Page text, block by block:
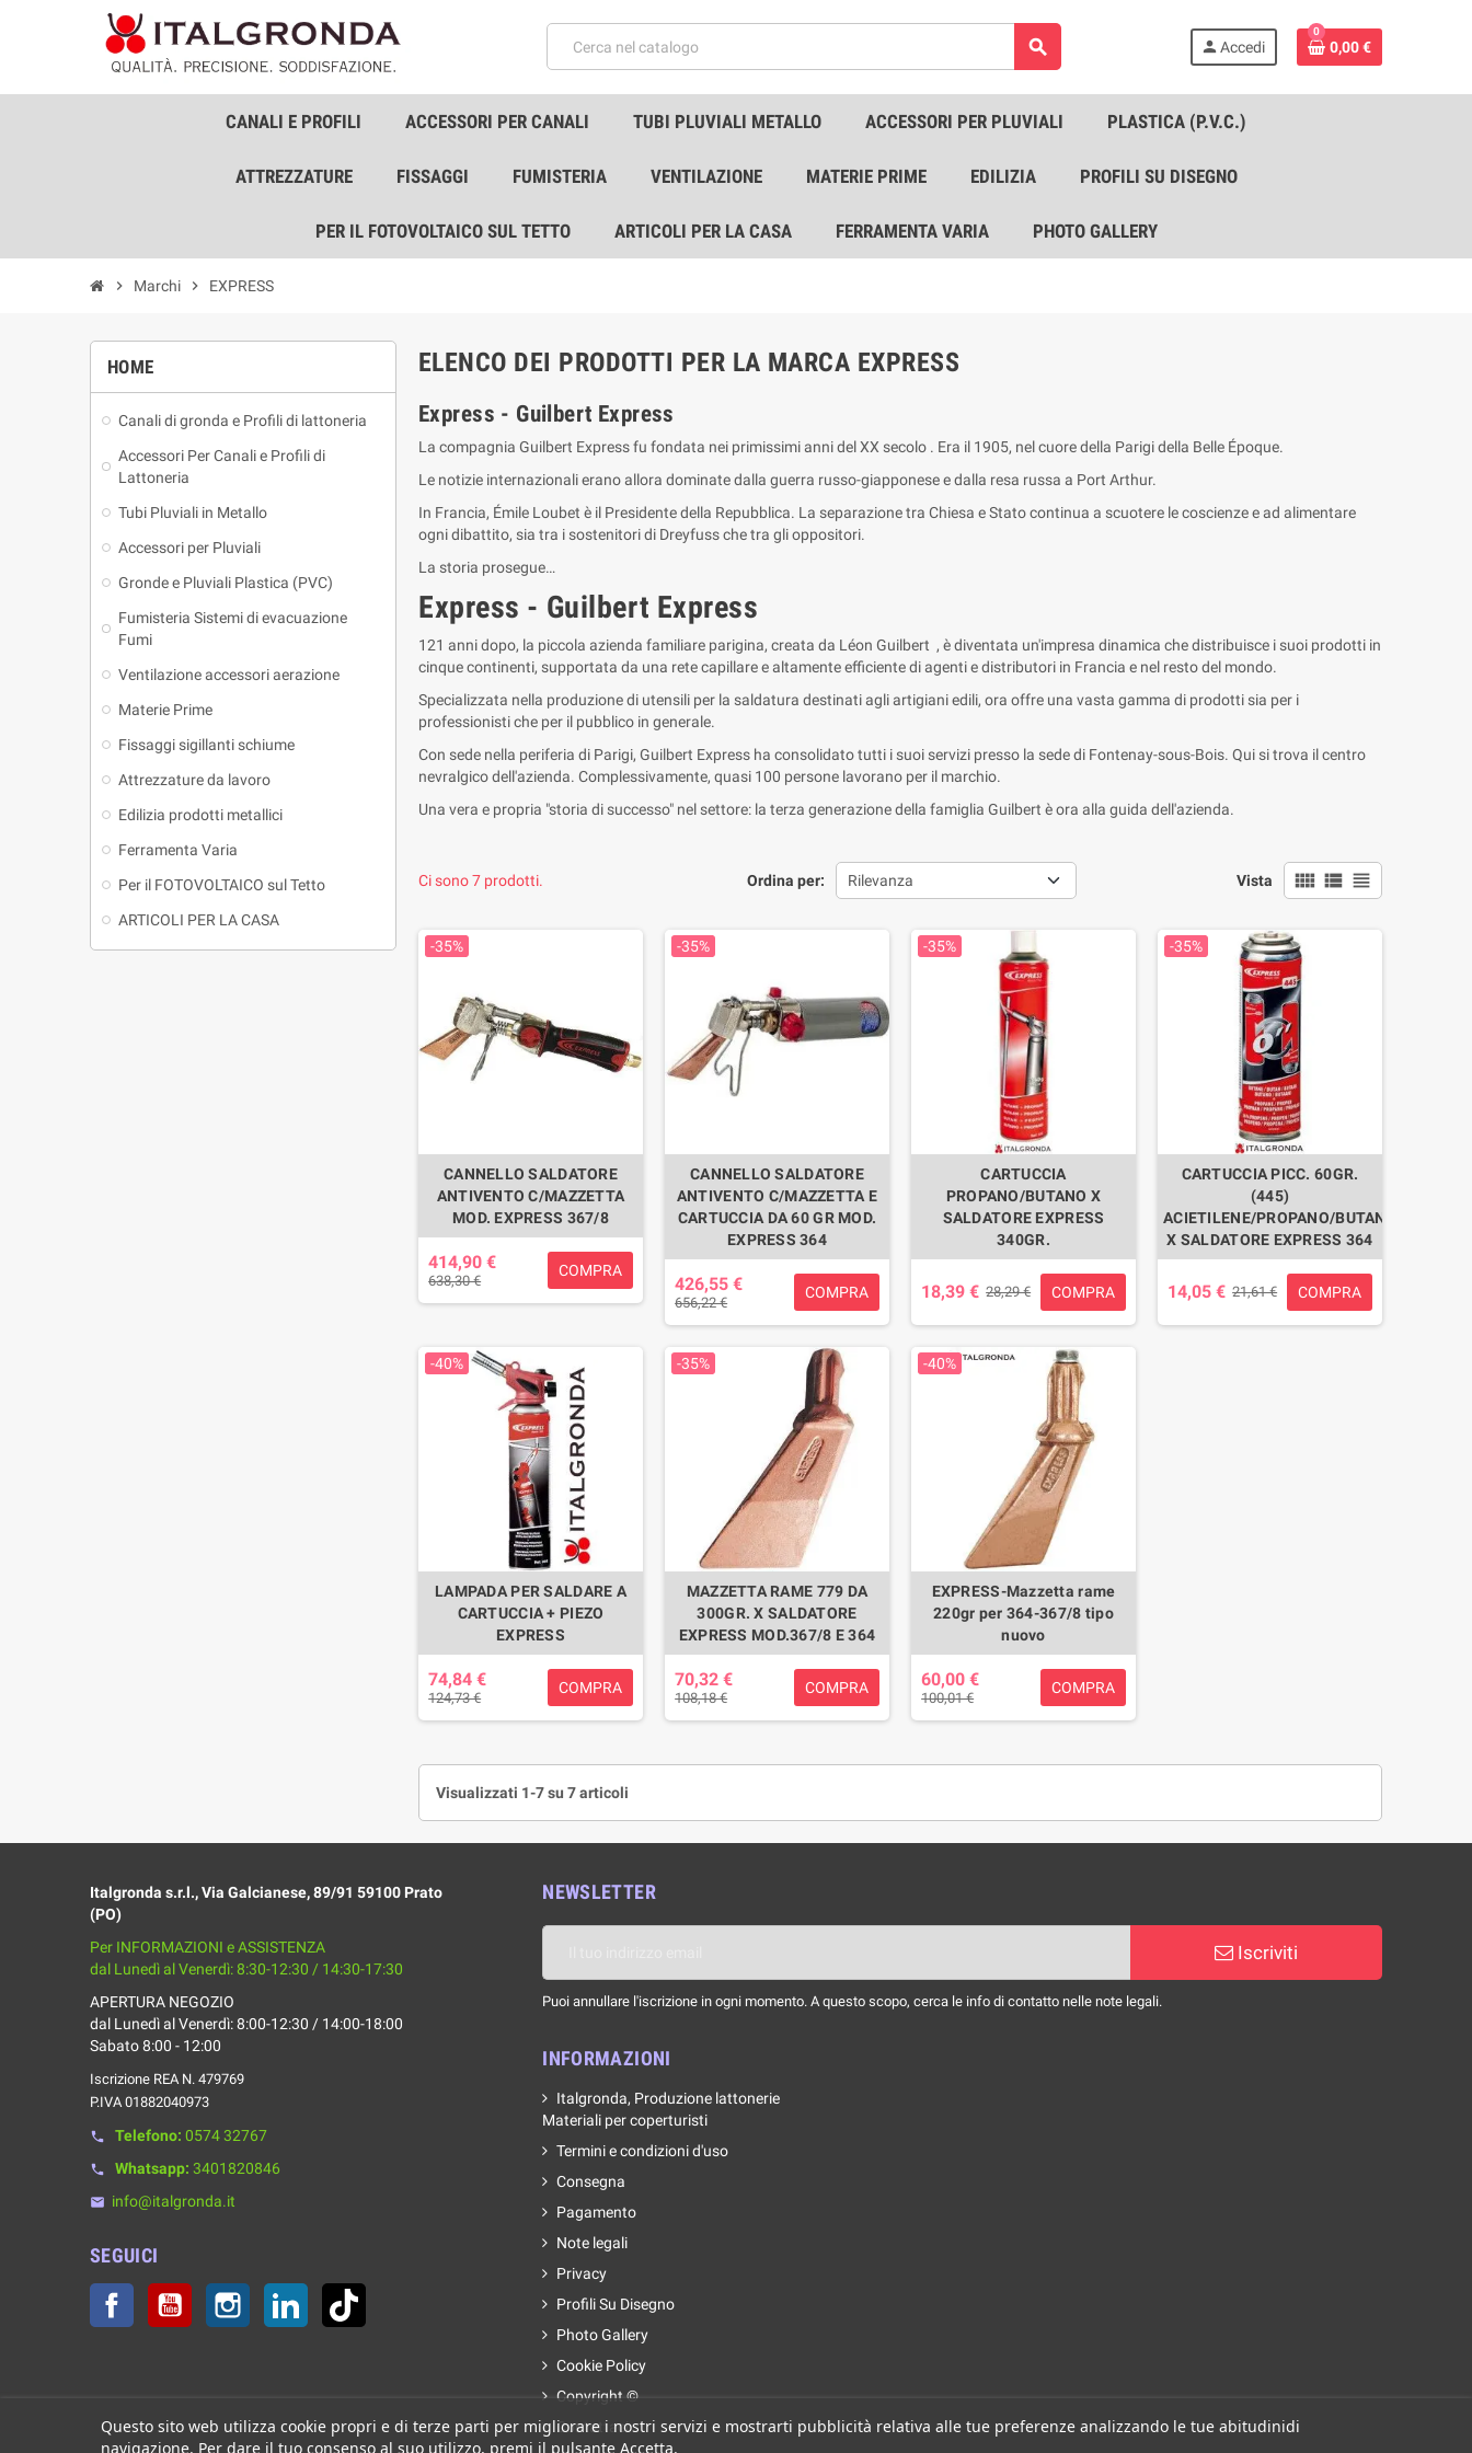
search person Accedi
0
0,00 €
CANALI E PROFILI ACCESSORI PER CANALI TUBI PLUVIALI METALLO ACCESSORI PER PLUVIALI PLASTICA (P.V.C.)
ATTREZZATURE FISSAGGI FUMISTERIA VENTILAZIONE MATERIE PRIME EDILIZIA PROFILI SU DISEGNO
PER IL FOTOVOLTAICO SUL TETTO ARTICOLI PER LA CASA FERRAMENTA VARIA PHOTO GALLERY
chevron_right Marchi chevron_right EXPRESS
HOME
Canali di gronda e Profili di lattoneria
Accessori Per Canali e Profili di
Lattoneria
Tubi Pluviali in Metallo
Accessori per Pluviali
Gronde e Pluviali Plastica (PVC)
Fumisteria Sistemi di evacuazione
Fumi
Ventilazione accessori aerazione
Materie Prime
Fissaggi sigillanti schiume
Attrezzature da lavoro
Edilizia prodotti metallici
Ferramenta Varia
Per il FOTOVOLTAICO sul Tetto
ARTICOLI PER LA CASA
ELENCO DEI PRODOTTI PER LA MARCA EXPRESS
Express - Guilbert Express
La compagnia Guilbert Express fu fondata nei primissimi anni del XX secolo . Era il 1905, nel cuore della Parigi della Belle Époque.
Le notizie internazionali erano allora dominate dalla guerra russo-giapponese e dalla resa russa a Port Arthur.
In Francia, Émile Loubet è il Presidente della Repubblica. La separazione tra Chiesa e Stato continua a scuotere le coscienze e ad alimentare
ogni dibattito, sia tra i sostenitori di Dreyfuss che tra gli oppositori.
La storia prosegue…
Express - Guilbert Express
121 anni dopo, la piccola azienda familiare parigina, creata da Léon Guilbert , è diventata un'impresa dinamica che distribuisce i suoi prodotti in
cinque continenti, supportata da una rete capillare e altamente efficiente di agenti e distributori in Francia e nel resto del mondo.
Specializzata nella produzione di utensili per la saldatura destinati agli artigiani edili, ora offre una vasta gamma di prodotti sia per i
professionisti che per il pubblico in generale.
Con sede nella periferia di Parigi, Guilbert Express ha consolidato tutti i suoi servizi presso la sede di Fontenay-sous-Bois. Qui si trova il centro
nevralgico dell'azienda. Complessivamente, quasi 100 persone lavorano per il marchio.
Una vera e propria "storia di successo" nel settore: la terza generazione della famiglia Guilbert è ora alla guida dell'azienda.
Ordina per: Rilevanza Vista view_comfy view_list view_headline
Ci sono 7 prodotti.
-35%
CANNELLO SALDATORE
ANTIVENTO C/MAZZETTA
MOD. EXPRESS 367/8
414,90 €
638,30 €
COMPRA
-35%
CANNELLO SALDATORE
ANTIVENTO C/MAZZETTA E
CARTUCCIA DA 60 GR MOD.
EXPRESS 364
426,55 €
656,22 €
COMPRA
-35%
CARTUCCIA
PROPANO/BUTANO X
SALDATORE EXPRESS
340GR.
18,39 € 28,29 € COMPRA
-35%
CARTUCCIA PICC. 60GR.
(445)
ACIETILENE/PROPANO/BUTANO
X SALDATORE EXPRESS 364
14,05 € 21,61 € COMPRA
-40%
LAMPADA PER SALDARE A
CARTUCCIA + PIEZO
EXPRESS
74,84 €
124,73 €
COMPRA
-35%
MAZZETTA RAME 779 DA
300GR. X SALDATORE
EXPRESS MOD.367/8 E 364
70,32 €
108,18 €
COMPRA
-40%
EXPRESS-Mazzetta rame
220gr per 364-367/8 tipo
nuovo
60,00 €
100,01 €
COMPRA
Visualizzati 1-7 su 7 articoli
Italgronda s.r.l., Via Galcianese, 89/91 59100 Prato
(PO)
Per INFORMAZIONI e ASSISTENZA
dal Lunedì al Venerdì: 8:30-12:30 / 14:30-17:30
APERTURA NEGOZIO
dal Lunedì al Venerdì: 8:00-12:30 / 14:00-18:00
Sabato 8:00 - 12:00
Iscrizione REA N. 479769
P.IVA 01882040973
phone Telefono: 0574 32767
phone Whatsapp: 3401820846
email info@italgronda.it
SEGUICI
Facebook YouTube Instagram LinkedIn
NEWSLETTER
Iscriviti
Puoi annullare l'iscrizione in ogni momento. A questo scopo, cerca le info di contatto nelle note legali.
INFORMAZIONI
Italgronda, Produzione lattonerie
Materiali per coperturisti
Termini e condizioni d'uso
Consegna
Pagamento
Note legali
Privacy
Profili Su Disegno
Photo Gallery
Cookie Policy
Copyright ©
Contattaci
Questo sito web utilizza cookie propri e di terze parti per migliorare i nostri servizi e mostrarti pubblicità relativa alle tue preferenze analizzando le tue abitudinidi
navigazione. Per dare il tuo consenso al suo utilizzo, premi il pulsante Accetta.